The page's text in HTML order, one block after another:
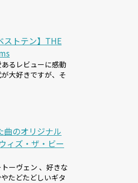
ストテン】THE
るレビューに感動
大好きですが、そ
曲のオリジナル
ィズ・ザ・ビー
ーヴェン 、好きな
たどたどしいギタ